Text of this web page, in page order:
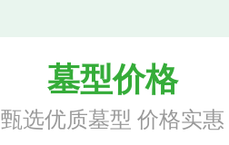
墓型价格
甄选优质墓型 价格实惠